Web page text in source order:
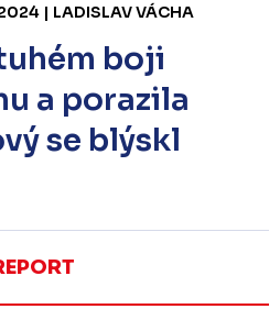
| LADISLAV VÁCHA
boji
a porazila
se blýskl